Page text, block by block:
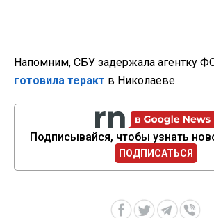
Напомним, СБУ задержала агентку
готовила теракт в Николаеве.
Подписывайся, чтобы узнать
ПОДПИСАТЬСЯ